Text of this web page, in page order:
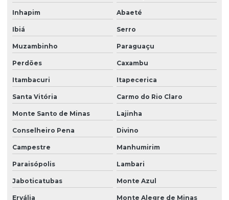
Inhapim Abaeté
Ibiá Serro
Muzambinho Paraguaçu
Perdões Caxambu
Itambacuri Itapecerica
Santa Vitória Carmo do Rio Claro
Monte Santo de Minas Lajinha
Conselheiro Pena Divino
Campestre Manhumirim
Paraisópolis Lambari
Jaboticatubas Monte Azul
Ervália Monte Alegre de Minas